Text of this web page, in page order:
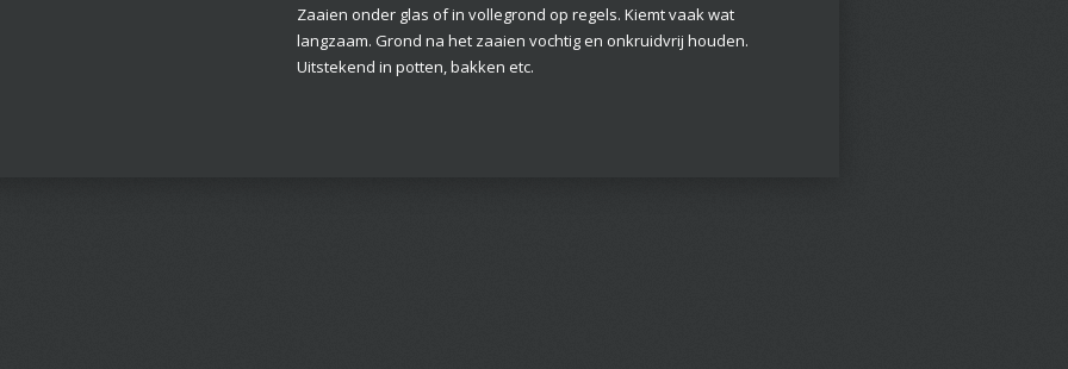
Zaaien onder glas of in vollegrond op regels. Kiemt vaak wat
langzaam. Grond na het zaaien vochtig en onkruidvrij houden.
Uitstekend in potten, bakken etc.